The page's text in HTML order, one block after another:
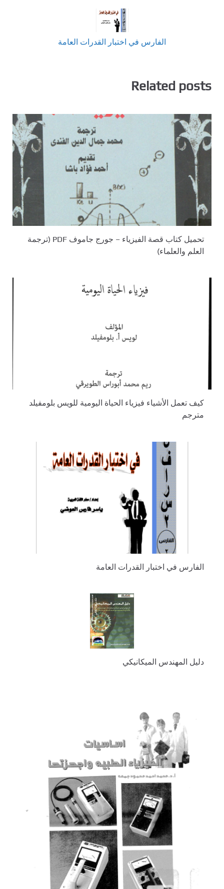
الفارس في اختبار القدرات العامة
Related posts
تحميل كتاب قصة الفيزياء – جورج جاموف PDF (ترجمة
العلم والعلماء)
كيف تعمل الأشياء فيزياء الحياة اليومية للويس بلومفيلد
مترجم
الفارس في اختبار القدرات العامة
دليل المهندس الميكانيكي